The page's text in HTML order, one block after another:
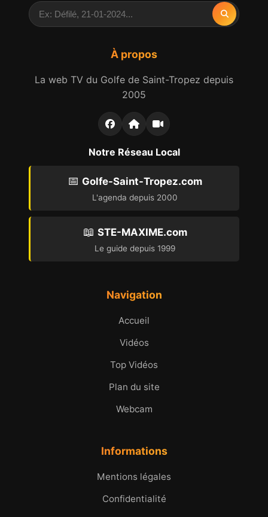
À propos
La web TV du Golfe de Saint-Tropez depuis
2005
Notre Réseau Local
📅 Golfe-Saint-Tropez.com
L'agenda depuis 2000
📖 STE-MAXIME.com
Le guide depuis 1999
Navigation
Accueil
Vidéos
Top Vidéos
Plan du site
Webcam
Informations
Mentions légales
Confidentialité